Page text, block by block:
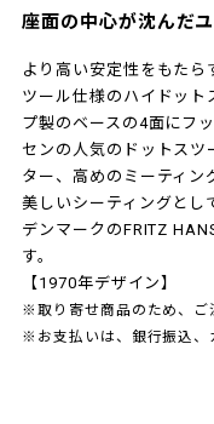
座面の中心が沈んだ
より高い安定性をもたら
ツール仕様のハイドット
プ製のベースの4面にフ
センの人気のドットスツ
ター、高めのミーティン
美しいシーティングとし
デンマークのFRITZ
す。
【1970年デザイン】
※取り寄せ商品のため、ご
※お支払いは、銀行振込、